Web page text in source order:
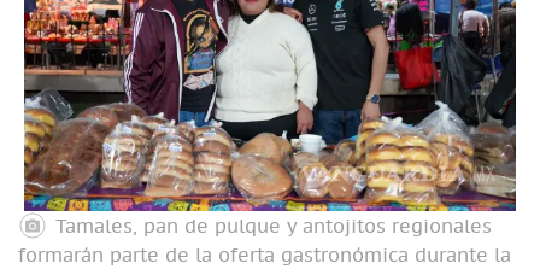
Tamales, pan de pulque y antojitos regionales
formarán parte de la oferta gastronómica durante la